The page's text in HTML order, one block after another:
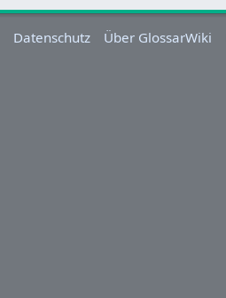
Datenschutz Über GlossarWiki